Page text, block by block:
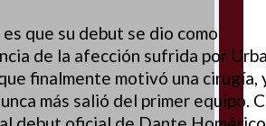
que su debut se dio como
de la afección sufrida por
finalmente motivó una cirugía,
más salió del primer equipo.